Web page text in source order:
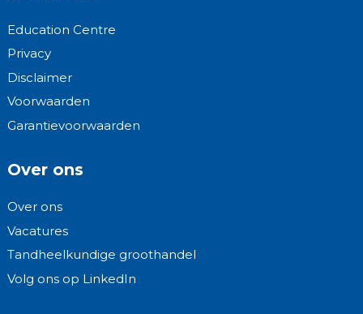
Education Centre
Privacy
Disclaimer
Voorwaarden
Garantievoorwaarden
Over ons
Over ons
Vacatures
Tandheelkundige groothandel
Volg ons op LinkedIn